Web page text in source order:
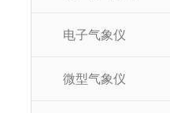
电子气象仪
微型气象仪